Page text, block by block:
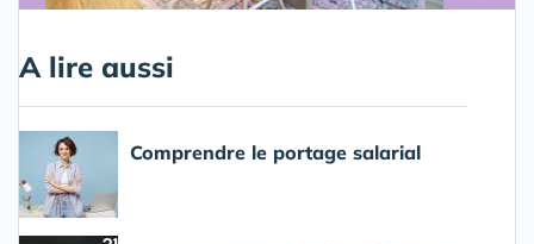
A lire aussi
Comprendre le portage salarial